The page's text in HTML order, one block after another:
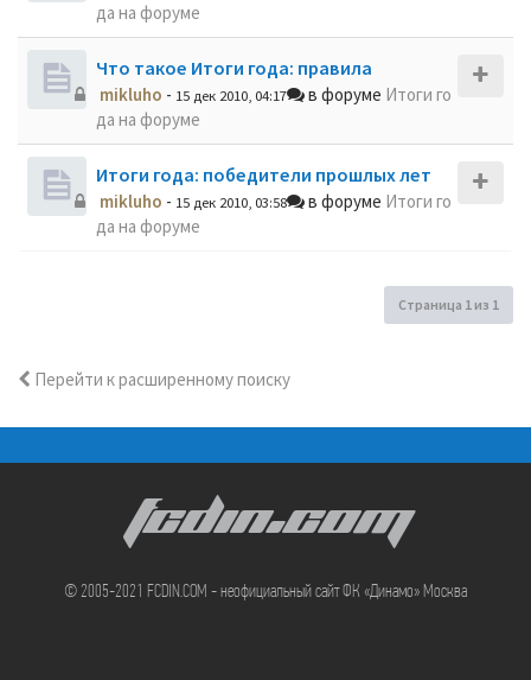
да на форуме
Что такое Итоги года: правила
mikluho - 15 дек 2010, 04:17 в форуме Итоги го
да на форуме
Итоги года: победители прошлых лет
mikluho - 15 дек 2010, 03:58 в форуме Итоги го
да на форуме
Страница 1из 1
Перейти к расширенному поиску
FCDIN.COM
© 2005-2021 FCDIN.COM - неофициальный сайт ФК «Динамо» Москва